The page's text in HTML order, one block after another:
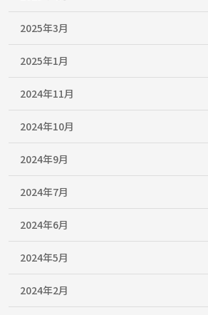
2025年3月
2025年1月
2024年11月
2024年10月
2024年9月
2024年7月
2024年6月
2024年5月
2024年2月